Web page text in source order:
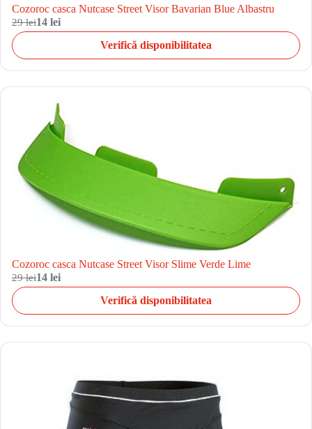
Cozoroc casca Nutcase Street Visor Bavarian Blue Albastru
29 lei14 lei
Verifică disponibilitatea
Cozoroc casca Nutcase Street Visor Slime Verde Lime
29 lei14 lei
Verifică disponibilitatea